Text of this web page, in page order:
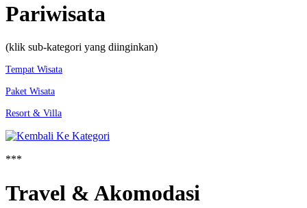
Pariwisata
(klik sub-kategori yang diinginkan)
Tempat Wisata
Paket Wisata
Resort & Villa
***
Travel & Akomodasi